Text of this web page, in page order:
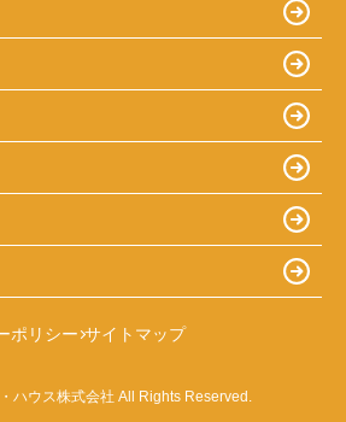
ポリシー サイトマップ
ハウス株式会社 All Rights Reserved.